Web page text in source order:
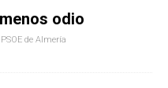
odio
PSOE de Almería